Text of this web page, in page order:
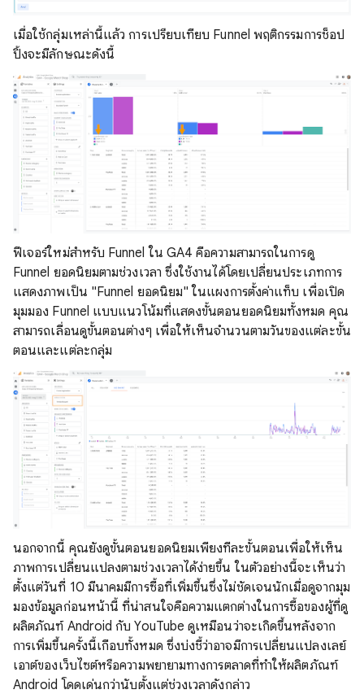
เมื่อใช้กลุ่มเหล่านี้แล้ว การเปรียบเทียบ Funnel พฤติกรรมการช็อป
ปิ้งจะมีลักษณะดังนี้
ฟีเจอร์ใหม่สำหรับ Funnel ใน GA4 คือความสามารถในการดู
Funnel ยอดนิยมตามช่วงเวลา ซึ่งใช้งานได้โดยเปลี่ยนประเภทการ
แสดงภาพเป็น "Funnel ยอดนิยม" ในแผงการตั้งค่าแท็บ เพื่อเปิด
มุมมอง Funnel แบบแนวโน้มที่แสดงขั้นตอนยอดนิยมทั้งหมด คุณ
สามารถเลื่อนดูขั้นตอนต่างๆ เพื่อให้เห็นจำนวนตามวันของแต่ละขั้น
ตอนและแต่ละกลุ่ม
นอกจากนี้ คุณยังดูขั้นตอนยอดนิยมเพียงทีละขั้นตอนเพื่อให้เห็น
ภาพการเปลี่ยนแปลงตามช่วงเวลาได้ง่ายขึ้น ในตัวอย่างนี้จะเห็นว่า
ตั้งแต่วันที่ 10 มีนาคมมีการซื้อที่เพิ่มขึ้นซึ่งไม่ชัดเจนนักเมื่อดูจากมุม
มองข้อมูลก่อนหน้านี้ ที่น่าสนใจคือความแตกต่างในการซื้อของผู้ที่ดู
ผลิตภัณฑ์ Android กับ YouTube ดูเหมือนว่าจะเกิดขึ้นหลังจาก
การเพิ่มขึ้นครั้งนี้เกือบทั้งหมด ซึ่งบ่งชี้ว่าอาจมีการเปลี่ยนแปลงเลย์
เอาต์ของเว็บไซต์หรือความพยายามทางการตลาดที่ทําให้ผลิตภัณฑ์
Android โดดเด่นกว่านับตั้งแต่ช่วงเวลาดังกล่าว